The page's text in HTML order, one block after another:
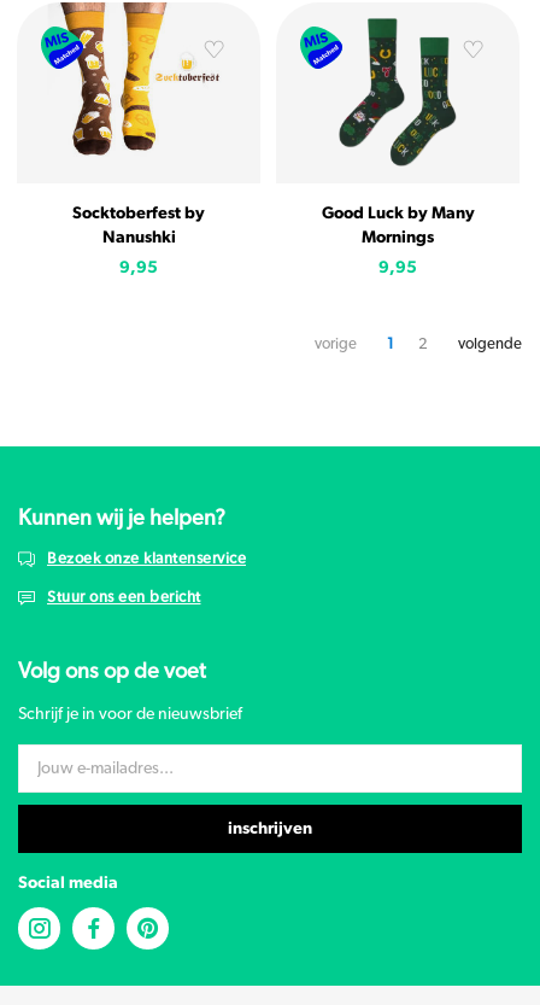
Socktoberfest by
Nanushki
9,95
Good Luck by Many
Mornings
9,95
vorige 2 volgende
Kunnen wij je helpen?
Bezoek onze klantenservice
Stuur ons een bericht
Volg ons op de voet
Schrijf je in voor de nieuwsbrief
inschrijven
Social media